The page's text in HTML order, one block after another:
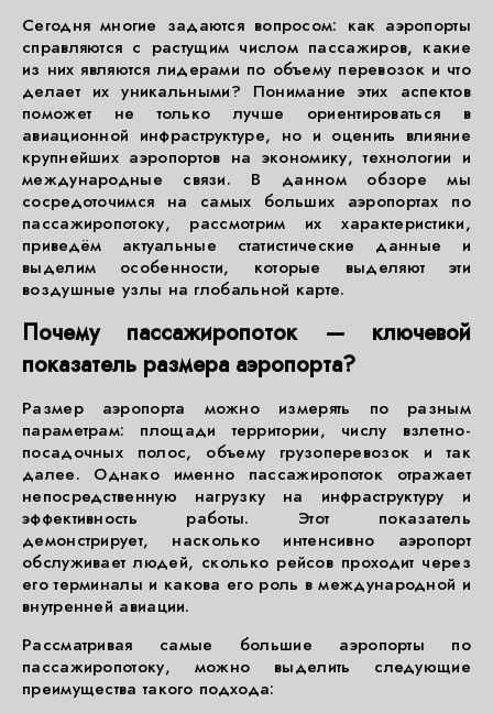
Сегодня многие задаются вопросом: как аэропорты
справляются с растущим числом пассажиров, какие
из них являются лидерами по объему перевозок и что
делает их уникальными? Понимание этих аспектов
поможет не только лучше ориентироваться в
авиационной инфраструктуре, но и оценить влияние
крупнейших аэропортов на экономику, технологии и
международные связи. В данном обзоре мы
сосредоточимся на самых больших аэропортах по
пассажиропотоку, рассмотрим их характеристики,
приведём актуальные статистические данные и
выделим особенности, которые выделяют эти
воздушные узлы на глобальной карте.
Почему пассажиропоток — ключевой
показатель размера аэропорта?
Размер аэропорта можно измерять по разным
параметрам: площади территории, числу взлетно-
посадочных полос, объему грузоперевозок и так
далее. Однако именно пассажиропоток отражает
непосредственную нагрузку на инфраструктуру и
эффективность работы. Этот показатель
демонстрирует, насколько интенсивно аэропорт
обслуживает людей, сколько рейсов проходит через
его терминалы и какова его роль в международной и
внутренней авиации.
Рассматривая самые большие аэропорты по
пассажиропотоку, можно выделить следующие
преимущества такого подхода: